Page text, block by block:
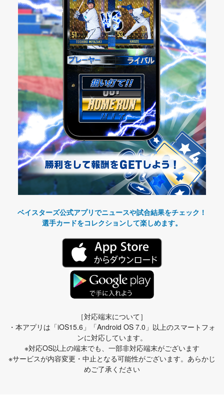
ベイスターズ公式アプリでニュースや試合結果をチェック！
選手カードをコレクションして楽しめます。
［対応端末について］
・本アプリは「iOS15.6」「Android OS 7.0」以上のスマートフォ
ンに対応しています。
※対応OS以上の端末でも、一部非対応端末がございます
※サービスが内容変更・中止となる可能性がございます。あらかじ
めご了承ください